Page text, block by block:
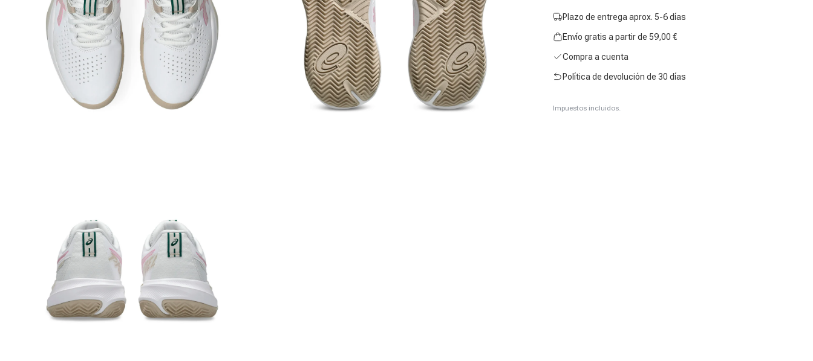
Plazo de entrega aprox. 5-6 días
Envío gratis a partir de 59,00 €
Compra a cuenta
Política de devolución de 30 días
Impuestos incluidos.